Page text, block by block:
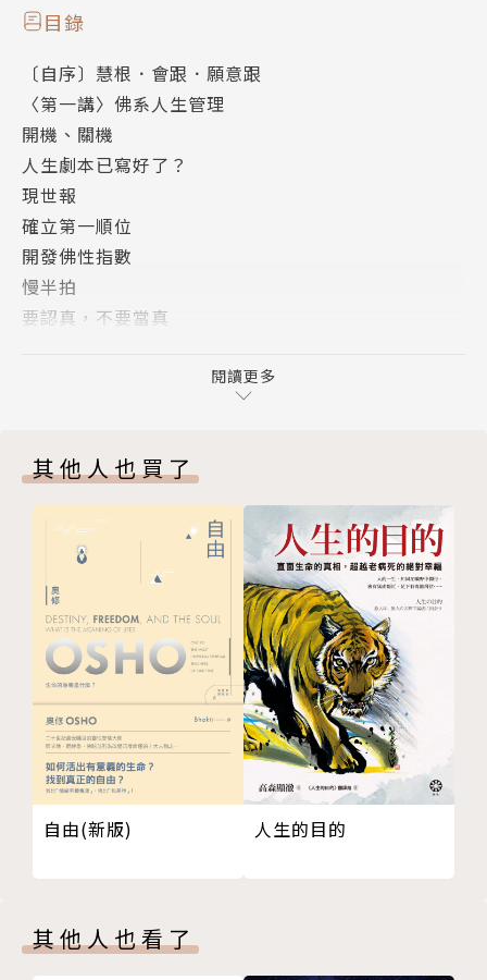
經》等經教，於臺灣、美國、澳洲、莫斯科、波蘭、香
修活動，經常為海內外各地人士宣講無我心法。著有
《楞嚴禪心》。
目錄
〔自序〕慧根．會跟．願意跟
〈第一講〉佛系人生管理
開機、關機
人生劇本已寫好了？
現世報
確立第一順位
開發佛性指數
慢半拍
要認真，不要當真
平衡報導
建立情緒防火線
甘願被「擺布」
隨順智慧
恐懼從何而來？
相由心生，境隨心現
大時空視角
一人一世界
凡夫的世界與覺悟者的世界
問答討論
〈第三講〉禪的修行
行解相應
不追求、不排斥
念佛方法
四念住與默照
閱讀更多
其他人也買了
自由(新版) 人生的目的
其他人也看了